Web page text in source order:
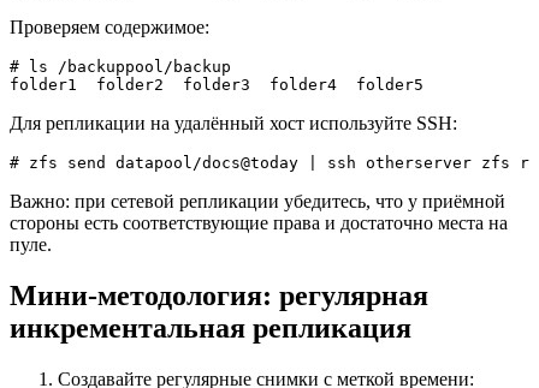
Проверяем содержимое:
# ls /backuppool/backup
folder1  folder2  folder3  folder4  folder5
Для репликации на удалённый хост используйте SSH:
# zfs send datapool/docs@today | ssh otherserver zfs
Важно: при сетевой репликации убедитесь, что у приёмной
стороны есть соответствующие права и достаточно места на
пуле.
Мини-методология: регулярная
инкрементальная репликация
Создавайте регулярные снимки с меткой времени: